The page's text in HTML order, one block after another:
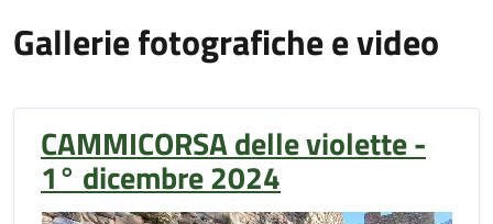
Gallerie fotografiche e video
CAMMICORSA delle violette -
1° dicembre 2024